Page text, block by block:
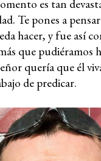
es tan
Te pones a
hacer, y fue así
que pudiéramos
quería que él
de predicar.